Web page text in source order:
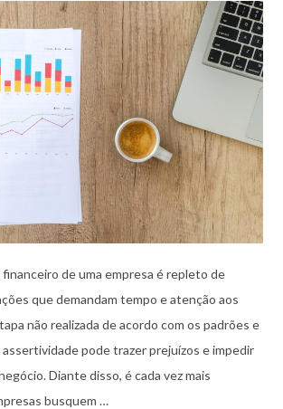
de uma empresa é repleto de
que demandam tempo e atenção aos
não realizada de acordo com os padrões e
pode trazer prejuízos e impedir
Diante disso, é cada vez mais
busquem …